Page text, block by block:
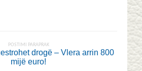
POSTIMI PARAPRAK
drogë – Vlera arrin 800
mijë euro!